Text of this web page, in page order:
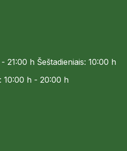
21:00 h Šeštadieniais: 10:00 h
10:00 h - 20:00 h